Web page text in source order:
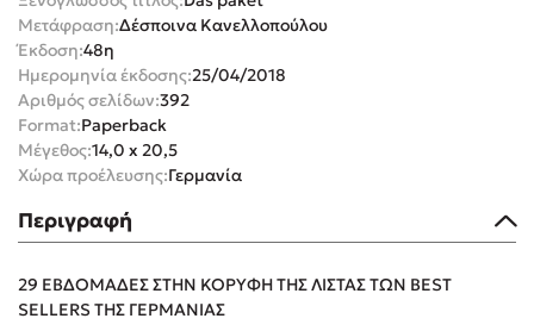
Δημοφιλείς Συγγραφείς
Φυστίκι ΠουΚυλάει
El Sombrero
Μετάφραση:Δέσποινα Κανελλοπούλου
Έκδοση:48η
Ημερομηνία έκδοσης:25/04/2018
Αριθμός σελίδων:392
Format:Paperback
Μέγεθος:14,0 x 20,5
Χώρα προέλευσης:Γερμανία
Περιγραφή
29 ΕΒΔΟΜΑΔΕΣ ΣΤΗΝ ΚΟΡΥΦΗ ΤΗΣ ΛΙΣΤΑΣ ΤΩΝ BEST
SELLERS ΤΗΣ ΓΕΡΜΑΝΙΑΣ